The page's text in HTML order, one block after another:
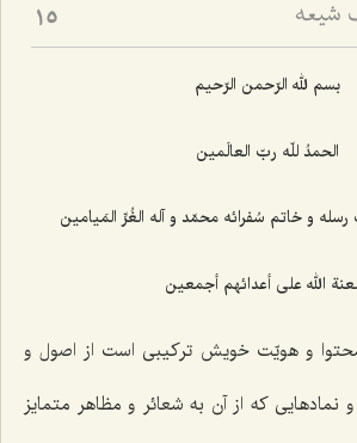
شیعه 15
بسم لله الرّحمن الرّحیم
الحمدُ للّه ربّ العالَمین
و خاتم سُفرائه محمّد و آله الغُرِّ المَیامین
الله علی أعدائهم أجمعین
و هویّت خویش ترکیبی است از اصول و
نمادهایی که از آن به شعائر و مظاهر متمایز